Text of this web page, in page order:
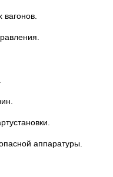
вагонов.
аппаратуры.